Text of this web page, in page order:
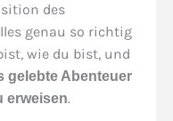
des
genau so richtig
wie du bist, und
gelebte Abenteuer
erweisen.